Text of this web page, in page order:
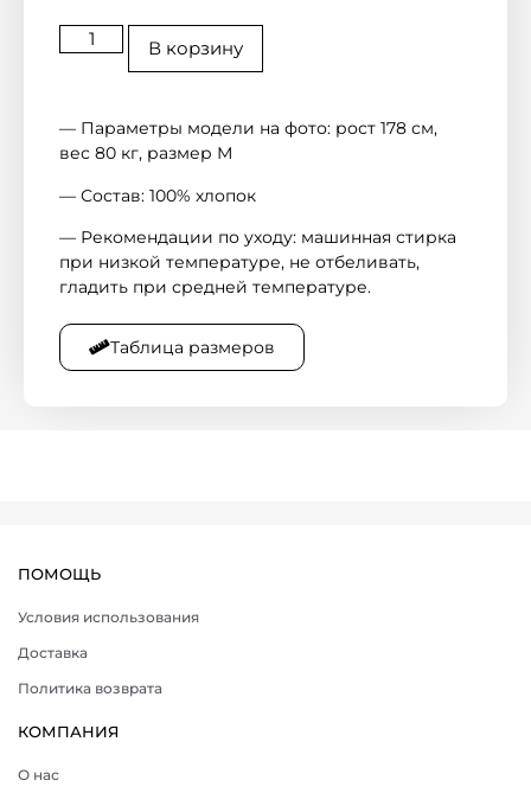
В корзину
— Параметры модели на фото: рост 178 см,
вес 80 кг, размер М
— Состав: 100% хлопок
— Рекомендации по уходу: машинная стирка
при низкой температуре, не отбеливать,
гладить при средней температуре.
Таблица размеров
ПОМОЩЬ
Условия использования
Доставка
Политика возврата
КОМПАНИЯ
О нас